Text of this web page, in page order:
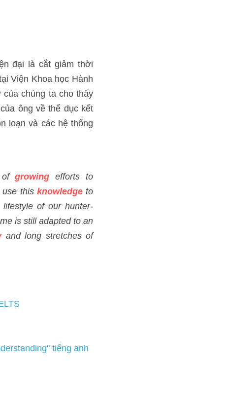
how the human body
Proponentsbelieve the key
the human genome is still
stretches of inertia.
anh